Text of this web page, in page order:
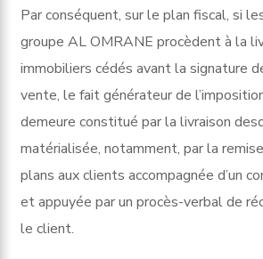
Par conséquent, sur le plan fiscal, si
groupe AL OMRANE procèdent à la
immobiliers cédés avant la signature
vente, le fait générateur de
demeure constitué par la livraison
matérialisée, notamment, par la
plans aux clients accompagnée d’un
et appuyée par un procès-verbal de
le client.